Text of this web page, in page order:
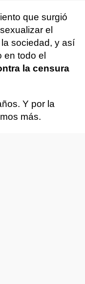
que surgió
el
sociedad, y así
en todo el
la censura
Y por la
más.